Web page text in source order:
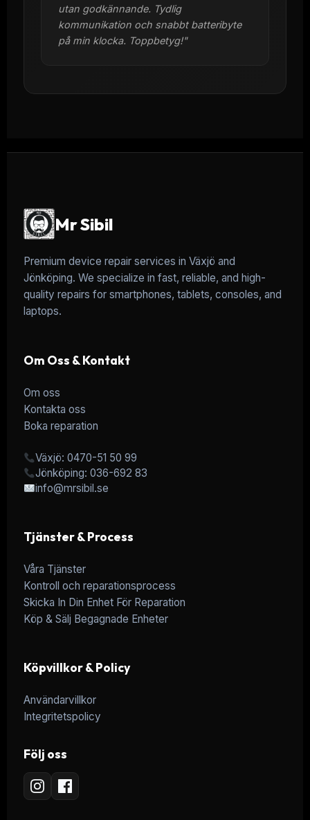
utan godkännande. Tydlig
kommunikation och snabbt batteribyte
på min klocka. Toppbetyg!"
Mr Sibil
Premium device repair services in Växjö and
Jönköping. We specialize in fast, reliable, and high-
quality repairs for smartphones, tablets, consoles, and
laptops.
Om Oss & Kontakt
Om oss
Kontakta oss
Boka reparation
Växjö: 0470-51 50 99
Jönköping: 036-692 83
info@mrsibil.se
Tjänster & Process
Våra Tjänster
Kontroll och reparationsprocess
Skicka In Din Enhet För Reparation
Köp & Sälj Begagnade Enheter
Köpvillkor & Policy
Användarvillkor
Integritetspolicy
Följ oss